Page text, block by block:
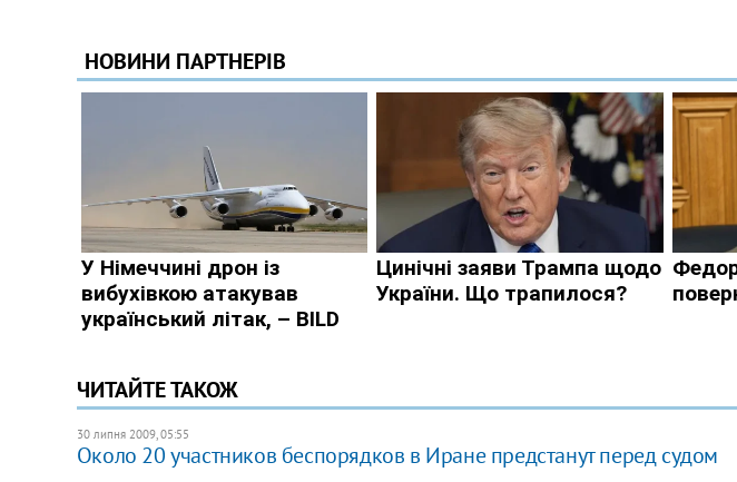
ЧИТАЙТЕ ТАКОЖ
30 липня 2009, 05:55
Около 20 участников беспорядков в Иране предстанут перед судом